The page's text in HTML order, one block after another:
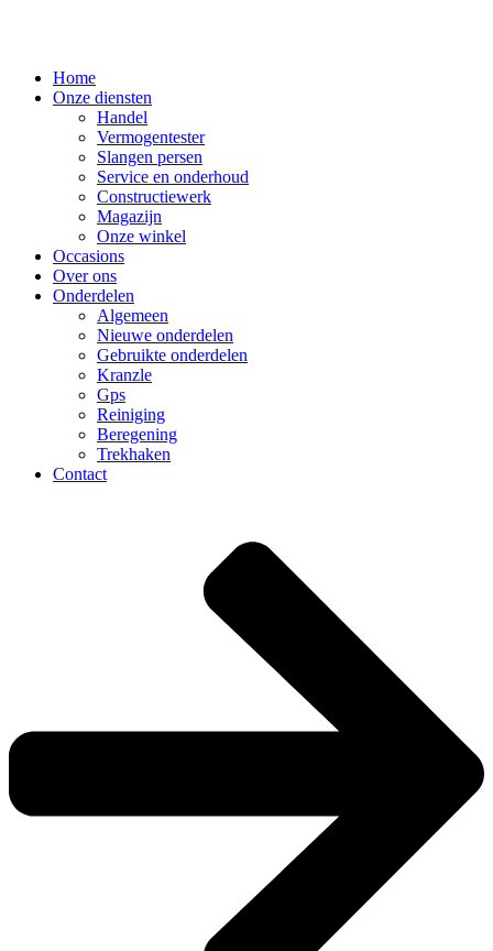
Home
Onze diensten
Handel
Vermogentester
Slangen persen
Service en onderhoud
Constructiewerk
Magazijn
Onze winkel
Occasions
Over ons
Onderdelen
Algemeen
Nieuwe onderdelen
Gebruikte onderdelen
Kranzle
Gps
Reiniging
Beregening
Trekhaken
Contact